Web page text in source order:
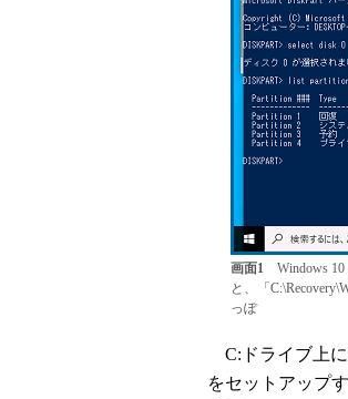
画面1Windows 10
と、「
っぽ
C:ドライブ上に
をセットアップ